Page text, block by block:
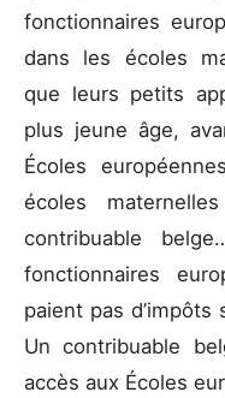
fonctionnaires
dans les écoles
que leurs petits
plus jeune âge,
Écoles
écoles
contribuable
fonctionnaires
paient pas
Un contribuable
accès aux Écoles